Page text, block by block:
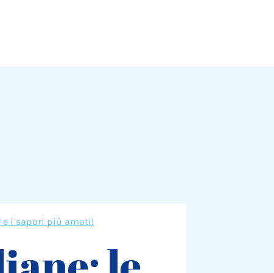
e i sapori più amati!